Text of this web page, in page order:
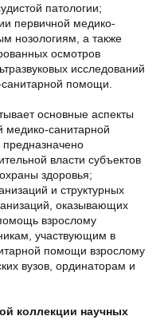
патологии;
первичной медико-
нозологиям, а также
осмотров
исследований
помощи.
основные аспекты
медико-санитарной
власти субъектов
здоровья;
и структурных
оказывающих
взрослому
участвующим в
помощи взрослому
вузов, ординаторам и
коллекции научных